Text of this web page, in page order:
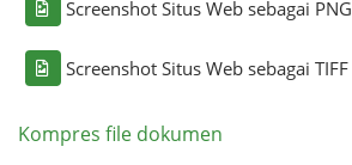
Screenshot Situs Web sebagai PNG
Screenshot Situs Web sebagai TIFF
Kompres file dokumen